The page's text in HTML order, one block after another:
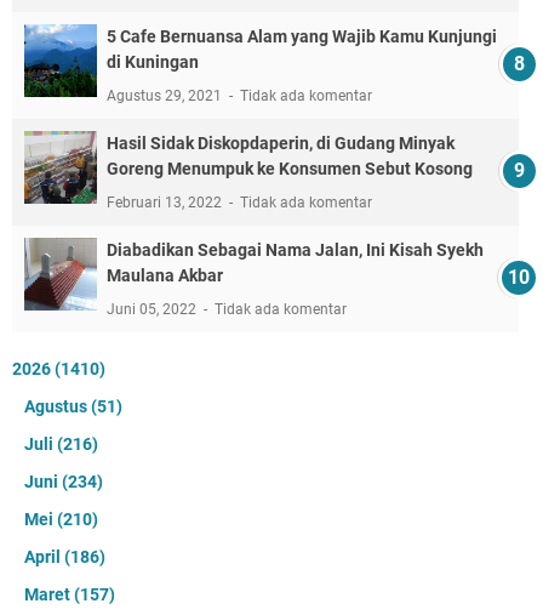
5 Cafe Bernuansa Alam yang Wajib Kamu Kunjungi
di Kuningan
Agustus 29, 2021 Tidak ada komentar
Hasil Sidak Diskopdaperin, di Gudang Minyak
Goreng Menumpuk ke Konsumen Sebut Kosong
Februari 13, 2022 Tidak ada komentar
Diabadikan Sebagai Nama Jalan, Ini Kisah Syekh
Maulana Akbar
Juni 05, 2022 Tidak ada komentar
2026(1410)
Agustus(51)
Juli (216)
Juni (234)
Mei (210)
April (186)
Maret(157)